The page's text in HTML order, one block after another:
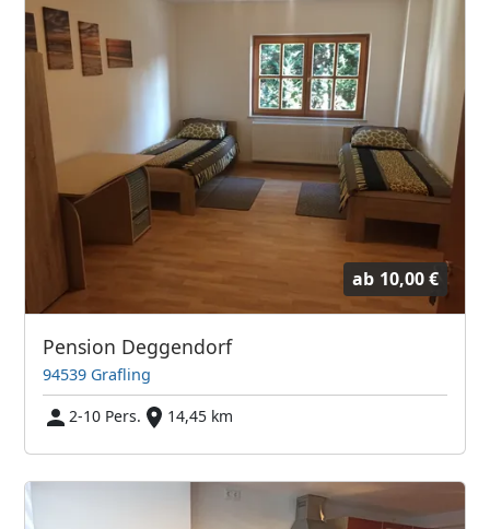
ab 10,00 €
Pension Deggendorf
94539 Grafling
2-10 Pers.
14,45 km